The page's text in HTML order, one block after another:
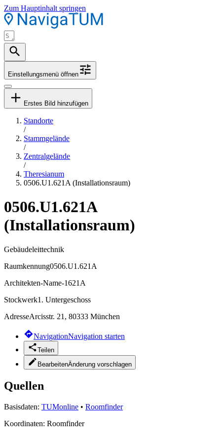
Zum Hauptinhalt springen
Einstellungsmenü öffnen
Erstes Bild hinzufügen
Standorte
/
Stammgelände
/
Zentralgelände
/
Theresianum
0506.U1.621A (Installationsraum)
0506.U1.621A
(Installationsraum)
Gebäudeleittechnik
Raumkennung0506.U1.621A
Architekten-Name-1621A
Stockwerk1. Untergeschoss
AdresseArcisstr. 21, 80333 München
NavigationNavigation starten
Teilen
BearbeitenÄnderung vorschlagen
Quellen
Basisdaten: TUMonline • Roomfinder
Koordinaten: Roomfinder